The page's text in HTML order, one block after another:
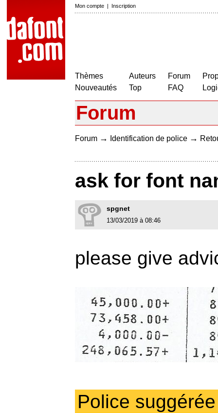
Mon compte | Inscription
Thèmes
Nouveautés
Auteurs
Top
Forum
FAQ
Forum
Forum → Identification de police →
ask for font
spgnet
13/03/2019 à 08:46
please give
Police suggérée